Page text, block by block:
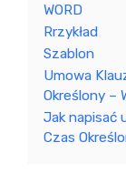
WORD
Rrzykład
Szablon
Umowa
Określony –
Jak napisać
Czas